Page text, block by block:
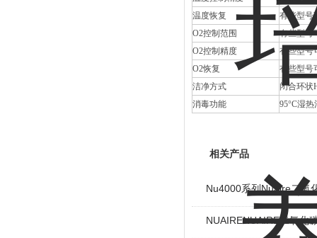
温度恢复
有些型号
O2控制范围
有些型号
O2控制精度
有些型号
O2恢复
有些型号
洁净方式
闭合环状
消毒功能
95°C湿
相关产品
Nu4000系列Nuaire二氧
NUAIRENUAIRE二氧化